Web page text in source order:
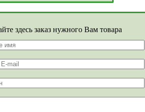
здесь заказ нужного Вам товара